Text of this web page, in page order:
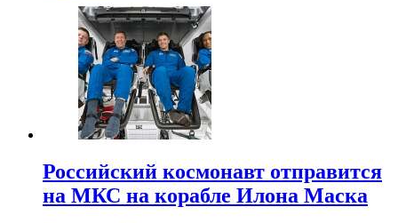
Российский космонавт отправится
на МКС на корабле Илона Маска